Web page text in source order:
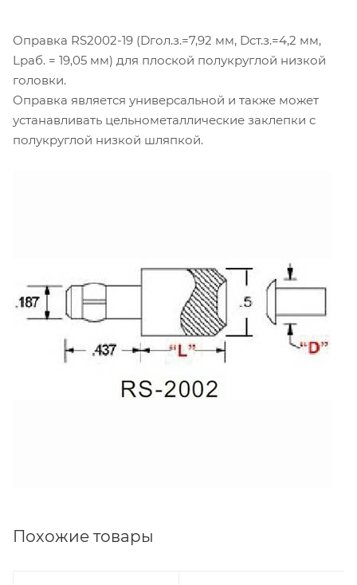
Оправка RS2002-19 (Dгол.з.=7,92 мм, Dст.з.=4,2 мм,
Lраб. = 19,05 мм) для плоской полукруглой низкой
головки.
Оправка является универсальной и также может
устанавливать цельнометаллические заклепки с
полукруглой низкой шляпкой.
Похожие товары